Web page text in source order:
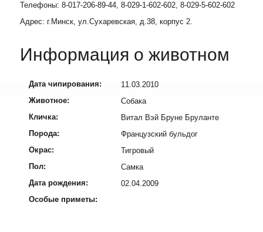
Телефоны: 8-017-206-89-44, 8-029-1-602-602, 8-029-5-602-602
Адрес: г.Минск, ул.Сухаревская, д.38, корпус 2.
Информация о животном
Дата чипирования:
11.03.2010
Животное:
Собака
Кличка:
Витал Вэй Бруне Бруланте
Порода:
Французский бульдог
Окрас:
Тигровый
Пол:
Самка
Дата рождения:
02.04.2009
Особые приметы: